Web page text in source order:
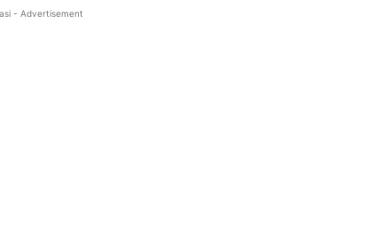
- Advertisement